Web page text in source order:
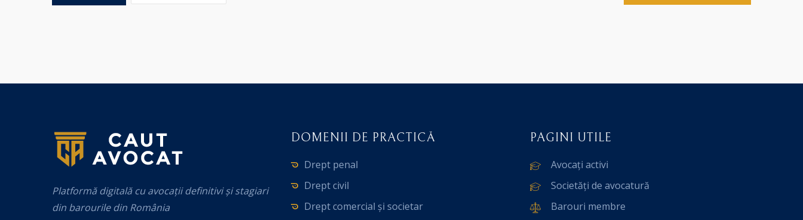
Platformă digitală cu avocații definitivi și stagiari
din barourile din România
DOMENII DE PRACTICĂ
Drept penal
Drept civil
Drept comercial și societar
PAGINI UTILE
Avocați activi
Societăți de avocatură
Barouri membre